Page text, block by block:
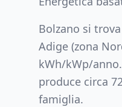
Bolzano si
Adige (zona
kWh/kWp/
produce circa
famiglia.